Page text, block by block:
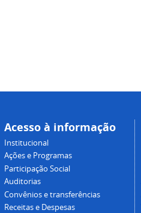
Acesso à informação
Institucional
Ações e Programas
Participação Social
Auditorias
Convênios e transferências
Receitas e Despesas